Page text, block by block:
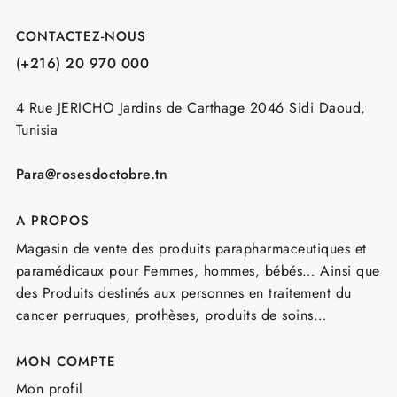
CONTACTEZ-NOUS
(+216) 20 970 000
4 Rue JERICHO Jardins de Carthage 2046 Sidi Daoud,
Tunisia
Para@rosesdoctobre.tn
A PROPOS
Magasin de vente des produits parapharmaceutiques et
paramédicaux pour Femmes, hommes, bébés… Ainsi que
des Produits destinés aux personnes en traitement du
cancer perruques, prothèses, produits de soins…
MON COMPTE
Mon profil